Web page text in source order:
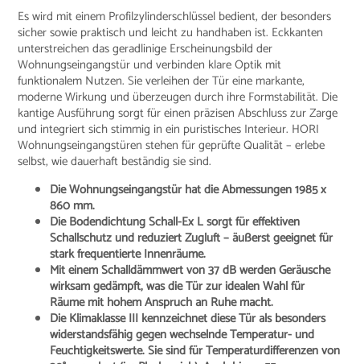
Es wird mit einem Profilzylinderschlüssel bedient, der besonders
sicher sowie praktisch und leicht zu handhaben ist. Eckkanten
unterstreichen das geradlinige Erscheinungsbild der
Wohnungseingangstür und verbinden klare Optik mit
funktionalem Nutzen. Sie verleihen der Tür eine markante,
moderne Wirkung und überzeugen durch ihre Formstabilität. Die
kantige Ausführung sorgt für einen präzisen Abschluss zur Zarge
und integriert sich stimmig in ein puristisches Interieur. HORI
Wohnungseingangstüren stehen für geprüfte Qualität – erlebe
selbst, wie dauerhaft beständig sie sind.
Die Wohnungseingangstür hat die Abmessungen 1985 x
860 mm.
Die Bodendichtung Schall-Ex L sorgt für effektiven
Schallschutz und reduziert Zugluft – äußerst geeignet für
stark frequentierte Innenräume.
Mit einem Schalldämmwert von 37 dB werden Geräusche
wirksam gedämpft, was die Tür zur idealen Wahl für
Räume mit hohem Anspruch an Ruhe macht.
Die Klimaklasse III kennzeichnet diese Tür als besonders
widerstandsfähig gegen wechselnde Temperatur- und
Feuchtigkeitswerte. Sie sind für Temperaturdifferenzen von